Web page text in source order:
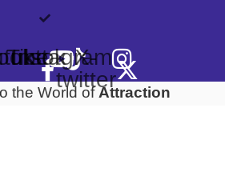
Tiktok
Instagram
X-
twitter
the World ofAttraction